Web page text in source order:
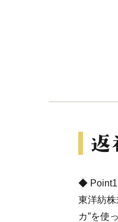
◆
東洋紡
カ”を使